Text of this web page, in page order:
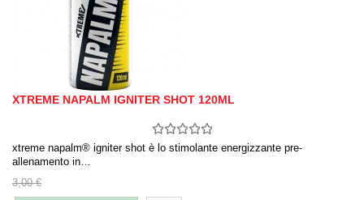
XTREME NAPALM IGNITER SHOT 120ML
xtreme napalm® igniter shot è lo stimolante energizzante pre-
allenamento in…
3,00 €